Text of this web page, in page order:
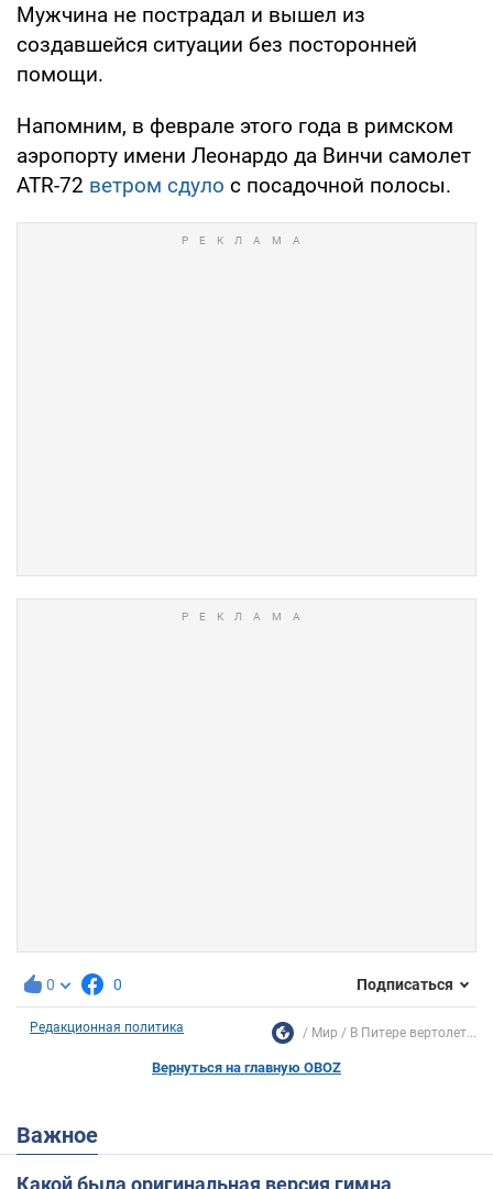
Мужчина не пострадал и вышел из
создавшейся ситуации без посторонней
помощи.
Напомним, в феврале этого года в римском
аэропорту имени Леонардо да Винчи самолет
ATR-72 ветром сдуло с посадочной полосы.
0 0 Подписаться
Редакционная политика Мир В Питере вертолет...
Вернуться на главную OBOZ
Важное
Какой была оригинальная версия гимна